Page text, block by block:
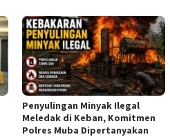
Penyulingan Minyak Ilegal
Meledak di Keban, Komitmen
Polres Muba Dipertanyakan